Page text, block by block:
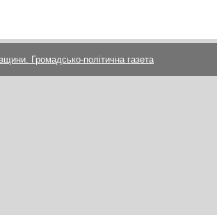
Громадсько-політична газета